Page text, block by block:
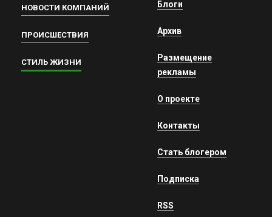
НОВОСТИ КОМПАНИЙ
ПРОИСШЕСТВИЯ
СТИЛЬ ЖИЗНИ
Блоги
Архив
Размещение
рекламы
О проекте
Контакты
Стать блогером
Подписка
RSS